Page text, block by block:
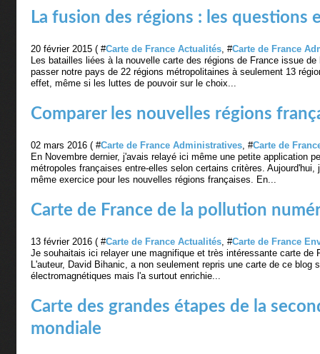
La fusion des régions : les questions
20 février 2015 ( #Carte de France Actualités, #Carte de France
Les batailles liées à la nouvelle carte des régions de France issue
passer notre pays de 22 régions métropolitaines à seulement 13
effet, même si les luttes de pouvoir sur le choix...
Comparer les nouvelles régions
02 mars 2016 ( #Carte de France Administratives, #Carte de
En Novembre dernier, j'avais relayé ici même une petite application
métropoles françaises entre-elles selon certains critères. Aujourd'hui,
même exercice pour les nouvelles régions françaises. En...
Carte de France de la pollution
13 février 2016 ( #Carte de France Actualités, #Carte de France
Je souhaitais ici relayer une magnifique et très intéressante carte de
L'auteur, David Bihanic, a non seulement repris une carte de ce blog
électromagnétiques mais l'a surtout enrichie...
Carte des grandes étapes de la
mondiale